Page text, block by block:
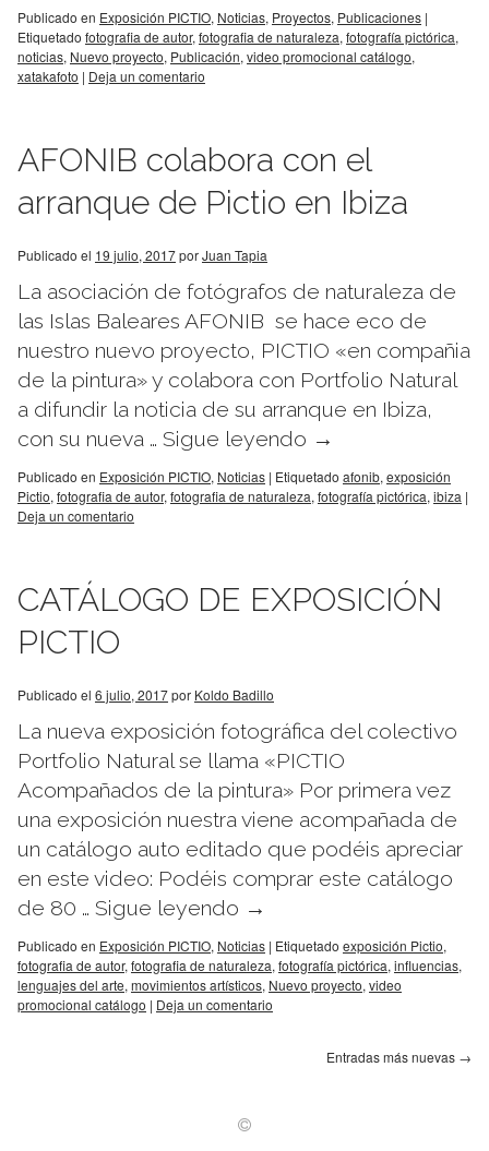
Publicado en Exposición PICTIO, Noticias, Proyectos, Publicaciones |
Etiquetado fotografia de autor, fotografia de naturaleza, fotografía pictórica,
noticias, Nuevo proyecto, Publicación, video promocional catálogo,
xatakafoto | Deja un comentario
AFONIB colabora con el
arranque de Pictio en Ibiza
Publicado el 19 julio, 2017porJuan Tapia
La asociación de fotógrafos de naturaleza de
las Islas Baleares AFONIB se hace eco de
nuestro nuevo proyecto, PICTIO «en compañia
de la pintura» y colabora con Portfolio Natural
a difundir la noticia de su arranque en Ibiza,
con su nueva … Sigue leyendo →
Publicado en Exposición PICTIO, Noticias | Etiquetado afonib, exposición
Pictio, fotografia de autor, fotografia de naturaleza, fotografía pictórica, ibiza |
Deja un comentario
CATÁLOGO DE EXPOSICIÓN
PICTIO
Publicado el 6 julio, 2017por Koldo Badillo
La nueva exposición fotográfica del colectivo
Portfolio Natural se llama «PICTIO
Acompañados de la pintura» Por primera vez
una exposición nuestra viene acompañada de
un catálogo auto editado que podéis apreciar
en este video: Podéis comprar este catálogo
de 80 … Sigue leyendo →
Publicado en Exposición PICTIO, Noticias | Etiquetado exposición Pictio,
fotografia de autor, fotografia de naturaleza, fotografía pictórica, influencias,
lenguajes del arte, movimientos artísticos, Nuevo proyecto, video
promocional catálogo | Deja un comentario
Entradas más nuevas →